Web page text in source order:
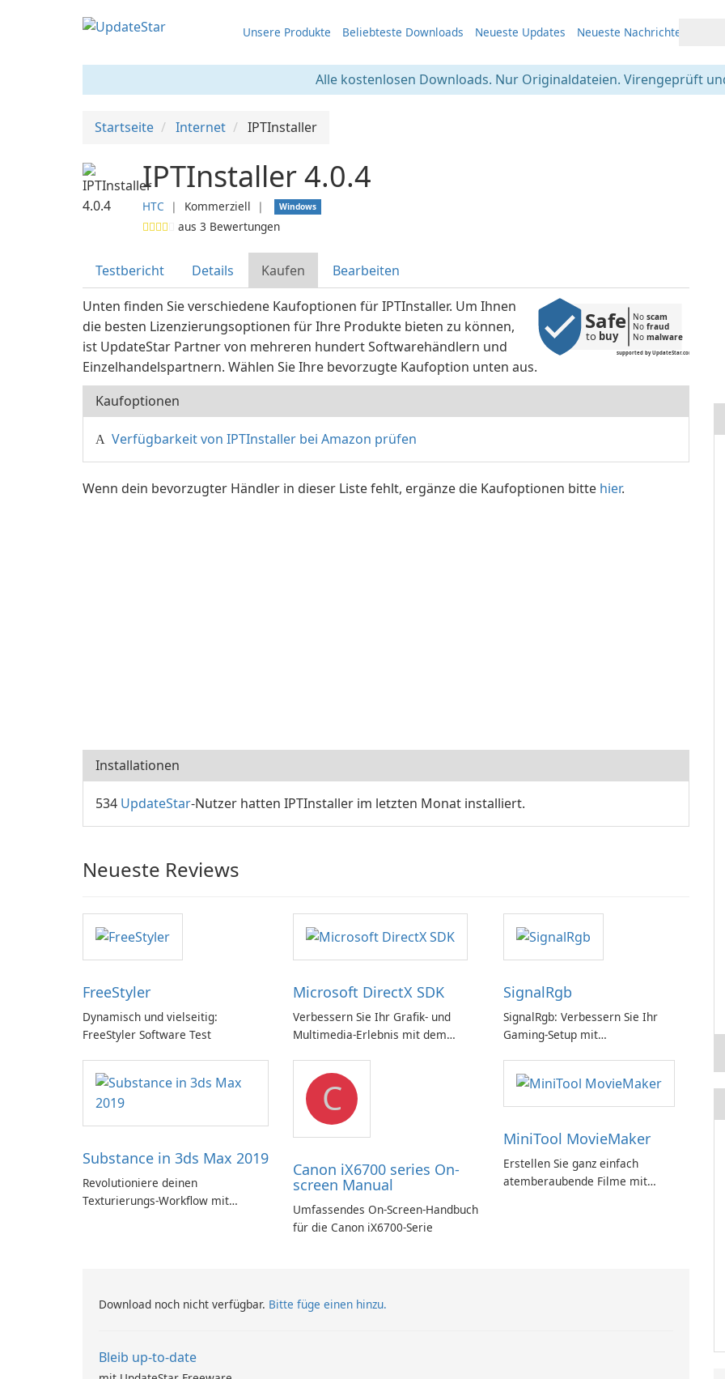
Unsere Produkte Beliebteste Downloads Neueste Updates Neueste Nachrichten
Alle kostenlosen Downloads. Nur Originaldateien. Virengeprüft
Startseite Internet IPTInstaller
IPTInstaller 4.0.4
HTC ❘ Kommerziell ❘ Windows
aus 3 Bewertungen
Testbericht Details Kaufen Bearbeiten
supported by UpdateStar.com
Safe
to buy
No scam
No fraud
No malware
Unten finden Sie verschiedene Kaufoptionen für IPTInstaller. Um Ihnen
die besten Lizenzierungsoptionen für Ihre Produkte bieten zu können,
ist UpdateStar Partner von mehreren hundert Softwarehändlern und
Einzelhandelspartnern. Wählen Sie Ihre bevorzugte Kaufoption unten aus.
Kaufoptionen
Verfügbarkeit von IPTInstaller bei Amazon prüfen
Wenn dein bevorzugter Händler in dieser Liste fehlt, ergänze die Kaufoptionen bitte hier.
Installationen
534 UpdateStar-Nutzer hatten IPTInstaller im letzten Monat installiert.
Neueste Reviews
FreeStyler
Dynamisch und vielseitig:
FreeStyler Software Test
Microsoft DirectX SDK
Verbessern Sie Ihr Grafik- und
Multimedia-Erlebnis mit dem
SignalRgb
SignalRgb: Verbessern Sie Ihr
Gaming-Setup mit
Substance in 3ds Max 2019
Revolutioniere deinen
Texturierungs-Workflow mit
C
Canon iX6700 series On-
screen Manual
Umfassendes On-Screen-Handbuch
für die Canon iX6700-Serie
MiniTool MovieMaker
Erstellen Sie ganz einfach
atemberaubende Filme mit
Download noch nicht verfügbar. Bitte füge einen hinzu.
Bleib up-to-date